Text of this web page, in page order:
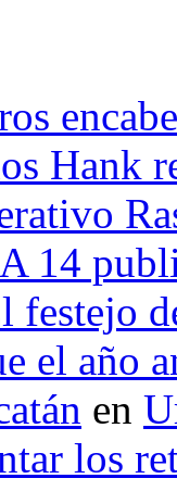
Hank
14
festejo
el año
en
los